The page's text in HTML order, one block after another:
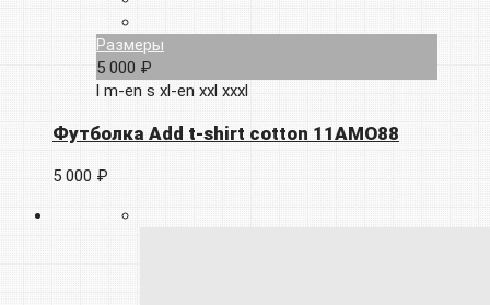
Размеры
5 000 ₽
l m-en s xl-en xxl xxxl
Футболка Add t-shirt cotton 11AMO88
5 000 ₽